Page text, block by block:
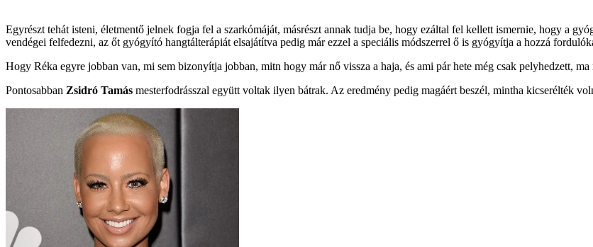
Egyrészt tehát isteni, életmentő jelnek fogja fel a szarkómáját, másrészt annak tudja be, hogy ezáltal fel kellett ismernie, hogy a
vendégei felfedezni, az őt gyógyító hangtálterápiát elsajátítva pedig már ezzel a speciális módszerrel ő is gyógyítja a hozzá
Hogy Réka egyre jobban van, mi sem bizonyítja jobban, mitn hogy már nő vissza a haja, és ami pár hete még csak pelyhedzett,
Pontosabban Zsidró Tamás mesterfodrásszal együtt voltak ilyen bátrak. Az eredmény pedig magáért beszél, mintha kicserélték